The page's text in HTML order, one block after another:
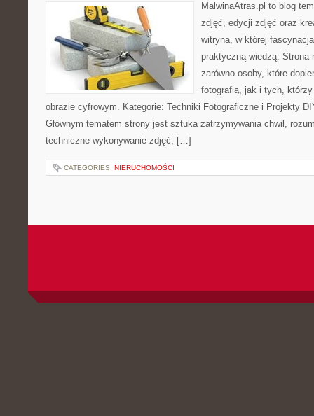
MalwinaAtras.pl to blog
zdjęć, edycji zdjęć oraz
witryna, w której
praktyczną wiedzą. Strona
zarówno osoby, które
fotografią, jak i tych,
obrazie cyfrowym. Kategorie: Techniki Fotograficzne i Projekty
Głównym tematem strony jest sztuka zatrzymywania chwil,
techniczne wykonywanie zdjęć, […]
CATEGORIES: NIERUCHOMOŚCI